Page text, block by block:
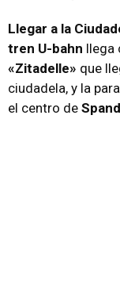
Llegar a la
tren U-bahn llega
«Zitadelle» que
ciudadela, y la
el centro de